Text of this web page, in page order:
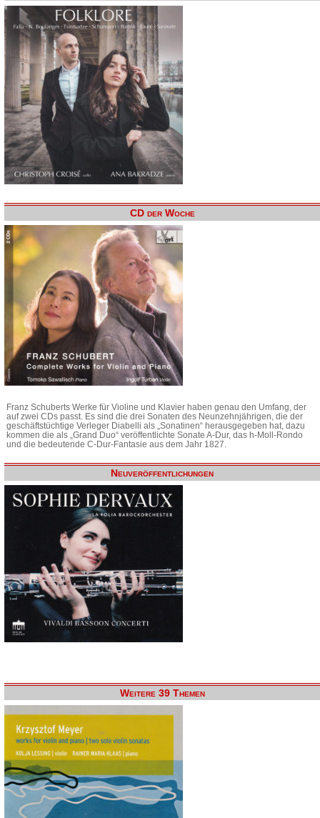
CD der Woche
Franz Schuberts Werke für Violine und Klavier haben genau den Umfang, der
auf zwei CDs passt. Es sind die drei Sonaten des Neunzehnjährigen, die der
geschäftstüchtige Verleger Diabelli als „Sonatinen“ herausgegeben hat, dazu
kommen die als „Grand Duo“ veröffentlichte Sonate A-Dur, das h-Moll-Rondo
und die bedeutende C-Dur-Fantasie aus dem Jahr 1827.
Neuveröffentlichungen
Weitere 39 Themen